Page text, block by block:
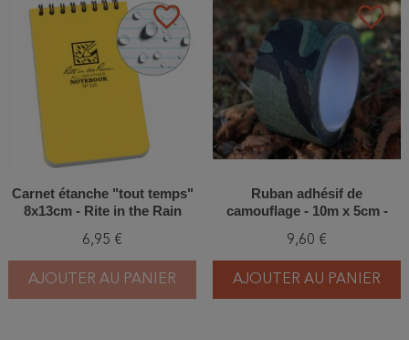
favorite_border
Carnet étanche "tout temps"
8x13cm - Rite in the Rain
6,95 €
AJOUTER AU PANIER
favorite_border
Ruban adhésif de
camouflage - 10m x 5cm -
9,60 €
AJOUTER AU PANIER